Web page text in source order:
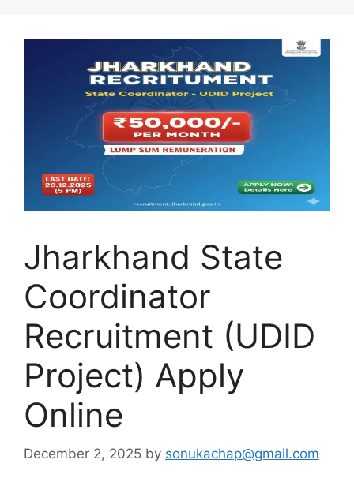
Jharkhand State
Coordinator
Recruitment (UDID
Project) Apply
Online
December 2, 2025 by sonukachap@gmail.com